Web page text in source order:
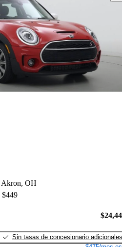
Akron, OH
$449
Sin tasas de concesionario adicionales